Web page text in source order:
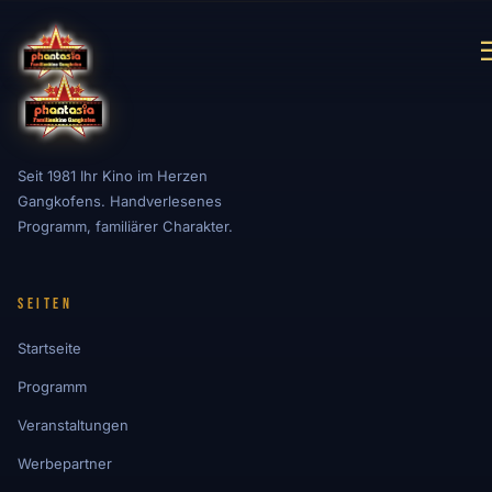
Seit 1981 Ihr Kino im Herzen
Gangkofens. Handverlesenes
Programm, familiärer Charakter.
Seiten
Startseite
Programm
Veranstaltungen
Werbepartner